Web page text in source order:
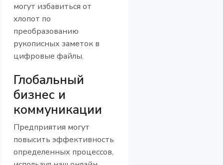
могут избавиться от
хлопот по
преобразованию
рукописных заметок в
цифровые файлы.
Глобальный
бизнес и
коммуникации
Предприятия могут
повысить эффективность
определенных процессов,